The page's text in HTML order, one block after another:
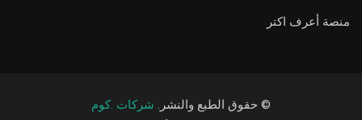
منصة أعرف اكتر
© حقوق الطبع والنشر. شركات .كوم